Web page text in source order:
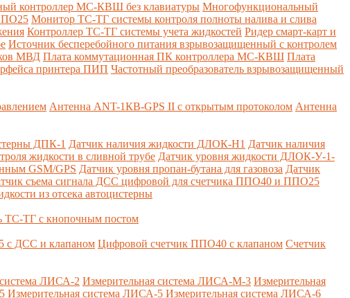
контроллер МС-КВШ без клавиатуры Многофункциональный
Монитор ТС-ТГ системы контроля полноты налива и слива
Контроллер ТС-ТГ системы учета жидкостей Ридер смарт-карт и
Источник бесперебойного питания взрывозащищенный с контролем
МВД Плата коммутационная ПК контроллера МС-КВШ Плата
принтера ПИП Частотный преобразователь взрывозащищенный
Антенна ANT-1КВ-GPS II с открытым протоколом Антенна
ДПК-1 Датчик наличия жидкости ДЛОК-Н1 Датчик наличия
жидкости в сливной трубе Датчик уровня жидкости ДЛОК-У-1-
GSM/GPS Датчик уровня пропан-бутана для газовоза Датчик
съема сигнала ДСС цифровой для счетчика ППО40 и ППО25
из отсека автоцистерны
ТС-ТГ с кнопочным постом
с ДСС и клапаном Цифровой счетчик ППО40 с клапаном Счетчик
ЛИСА-2 Измерительная система ЛИСА-М-3 Измерительная
Измерительная система ЛИСА-5 Измерительная система ЛИСА-6